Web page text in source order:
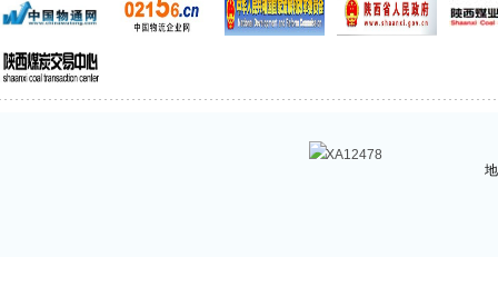
XA12478